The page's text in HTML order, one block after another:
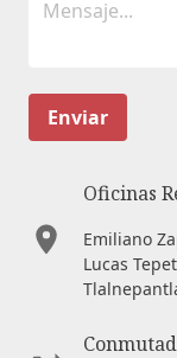
Enviar
Oficinas
Emiliano
Lucas